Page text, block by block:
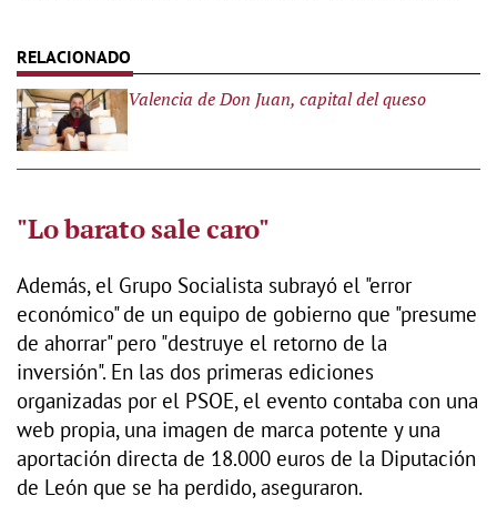
Valencia de Don Juan, capital del queso
"Lo barato sale caro"
Además, el Grupo Socialista subrayó el "error
económico" de un equipo de gobierno que "presume
de ahorrar" pero "destruye el retorno de la
inversión". En las dos primeras ediciones
organizadas por el PSOE, el evento contaba con una
web propia, una imagen de marca potente y una
aportación directa de 18.000 euros de la Diputación
de León que se ha perdido, aseguraron.